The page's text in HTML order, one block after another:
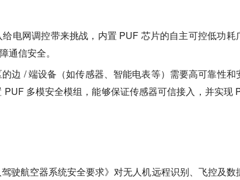
电网调控带来挑战，内置 PUF 芯片的自主可控低功耗
通信安全。
边 / 端设备（如传感器、智能电表等）需要高可靠性和
多模安全模组，能够保证传感器可信接入，并实现
驾驶航空器系统安全要求》对无人机远程识别、飞控及数